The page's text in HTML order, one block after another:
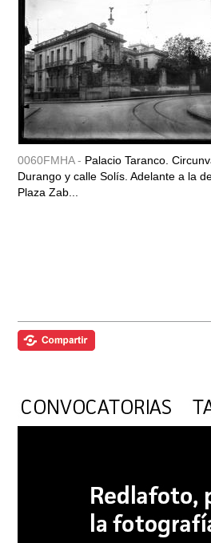
0060FMHA - Palacio Taranco.
Durango y calle Solís. Adelante a la
Plaza Zab...